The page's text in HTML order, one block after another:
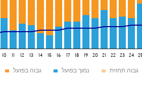
10 11 12 13 14 15 16 17 18 19 20 21 22 23 24
גבוה בפועל נמוך בפועל גבוה תחזית